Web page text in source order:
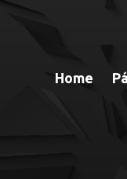
Home